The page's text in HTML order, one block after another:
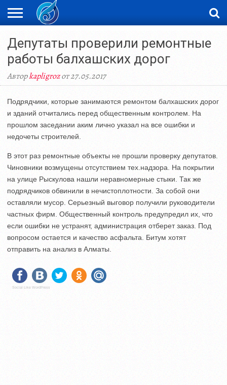
НОВОСТИ
ВИДЕО
ФОТОРЕПОРТАЖИ
ОРКЕН
LIVETV
Депутаты проверили ремонтные
работы балхашских дорог
Авторkapligrozот 27.05.2017
Подрядчики, которые занимаются ремонтом балхашских дорог
и зданий отчитались перед общественным контролем. На
прошлом заседании аким лично указал на все ошибки и
недочеты строителей.
В этот раз ремонтные объекты не прошли проверку депутатов.
Чиновники возмущены отсутствием тех.надзора. На покрытии
на улице Рыскулова нашли неравномерные стыки. Так же
подрядчиков обвинили в нечистоплотности. За собой они
оставляли мусор. Серьезный выговор получили руководители
частных фирм. Общественный контроль предупредил их, что
если ошибки не устранят, администрация отберет заказ. Под
вопросом остается и качество асфальта. Битум хотят
отправить на анализ в Алматы.
Social Like WordPress